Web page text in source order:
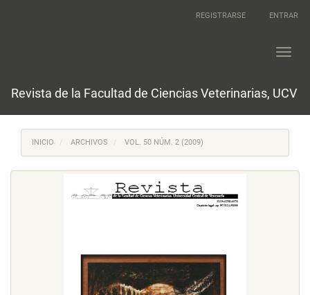
REGISTRARSE ENTRAR
Revista de la Facultad de Ciencias Veterinarias, UCV
INICIO ARCHIVOS VOL. 50 NÚM. 2 (2009)